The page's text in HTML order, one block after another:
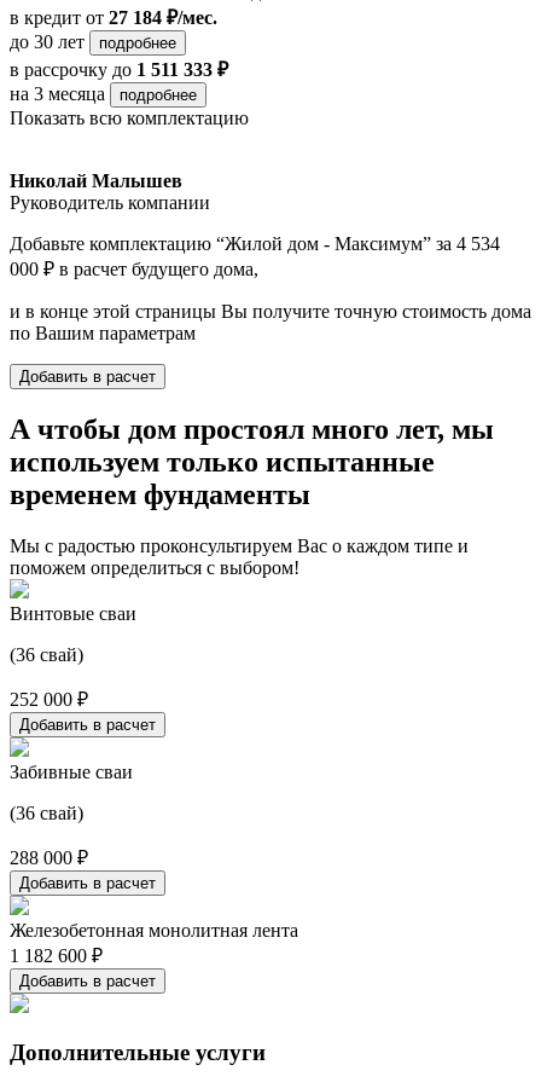
в кредит от 27 184 ₽/мес.
до 30 лет
подробнее
в рассрочку до 1 511 333 ₽
на 3 месяца
подробнее
Показать всю комплектацию
Николай Малышев
Руководитель компании
Добавьте комплектацию “Жилой дом - Максимум” за 4 534
000 ₽ в расчет будущего дома,
и в конце этой страницы Вы получите точную стоимость дома
по Вашим параметрам
Добавить в расчет
А чтобы дом простоял много лет, мы
используем только испытанные
временем фундаменты
Мы с радостью проконсультируем Вас о каждом типе и
поможем определиться с выбором!
Винтовые сваи
(36 свай)
252 000 ₽
Добавить в расчет
Забивные сваи
(36 свай)
288 000 ₽
Добавить в расчет
Железобетонная монолитная лента
1 182 600 ₽
Добавить в расчет
Дополнительные услуги